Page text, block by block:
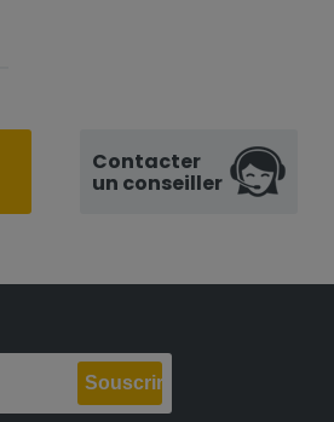
Contacter
un conseiller